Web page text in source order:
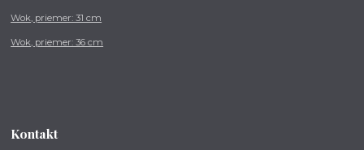
Wok, priemer: 31 cm
Wok, priemer: 36 cm
Kontakt